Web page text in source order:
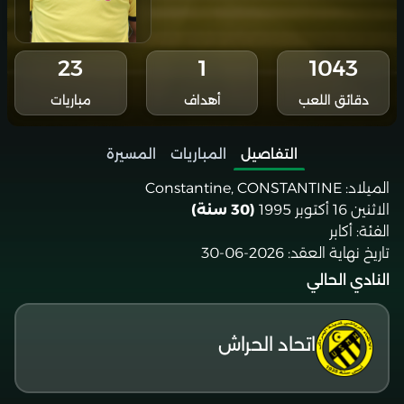
1043
دقائق اللعب
1
أهداف
23
مباريات
التفاصيل المباريات
المسيرة
الميلاد: Constantine, CONSTANTINE
الاثنين 16 أكتوبر 1995
(30 سنة)
الفئة: أكابر
تاريخ نهاية العقد: 2026-06-30
النادي الحالي
اتحاد الحراش